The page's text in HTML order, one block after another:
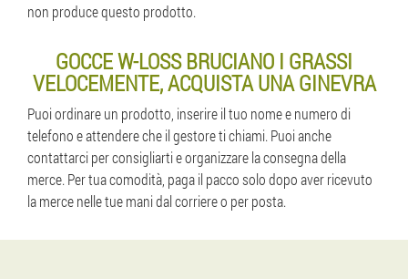
non produce questo prodotto.
GOCCE W-LOSS BRUCIANO I GRASSI
VELOCEMENTE, ACQUISTA UNA GINEVRA
Puoi ordinare un prodotto, inserire il tuo nome e numero di
telefono e attendere che il gestore ti chiami. Puoi anche
contattarci per consigliarti e organizzare la consegna della
merce. Per tua comodità, paga il pacco solo dopo aver ricevuto
la merce nelle tue mani dal corriere o per posta.